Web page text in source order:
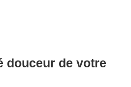
douceur de votre